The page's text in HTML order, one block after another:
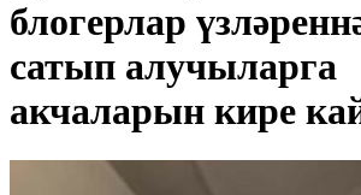
блогерлар
сатып алучыларга
акчаларын кире